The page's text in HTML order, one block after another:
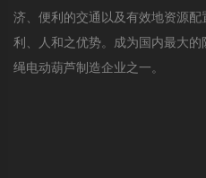
济、便利的交通以及有效地资源
利、人和之优势。成为国内最大
绳电动葫芦制造企业之一。